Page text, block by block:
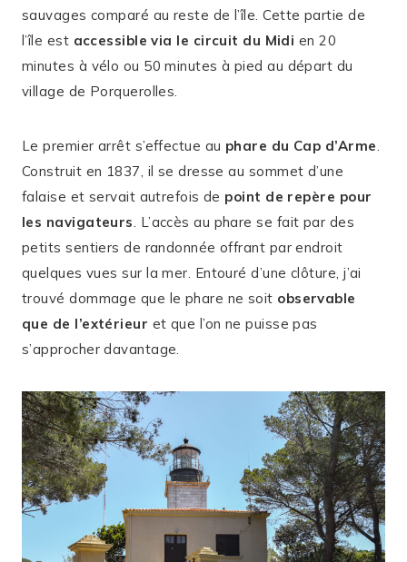
sauvages comparé au reste de l’île. Cette partie de
l’île est accessible via le circuit du Midi en 20
minutes à vélo ou 50 minutes à pied au départ du
village de Porquerolles.
Le premier arrêt s’effectue au phare du Cap d’Arme
Construit en 1837, il se dresse au sommet d’une
falaise et servait autrefois de point de repère pour
les navigateurs . L’accès au phare se fait par des
petits sentiers de randonnée offrant par endroit
quelques vues sur la mer. Entouré d’une clôture, j’ai
trouvé dommage que le phare ne soit observable
que de l’extérieur et que l’on ne puisse pas
s’approcher davantage.